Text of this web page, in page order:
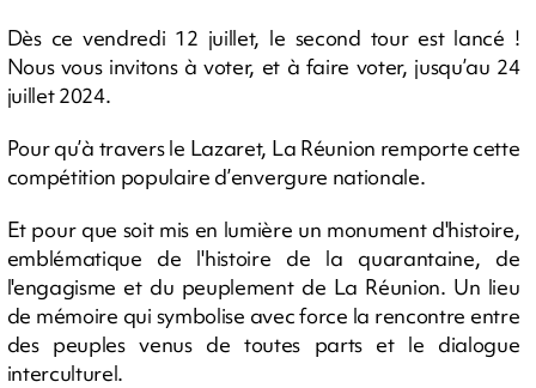
Dès ce vendredi 12 juillet, le second tour est lancé !
Nous vous invitons à voter, et à faire voter, jusqu’au 24
juillet 2024.
Pour qu’à travers le Lazaret, La Réunion remporte cette
compétition populaire d’envergure nationale.
Et pour que soit mis en lumière un monument d'histoire,
emblématique de l'histoire de la quarantaine, de
l'engagisme et du peuplement de La Réunion. Un lieu
de mémoire qui symbolise avec force la rencontre entre
des peuples venus de toutes parts et le dialogue
interculturel.